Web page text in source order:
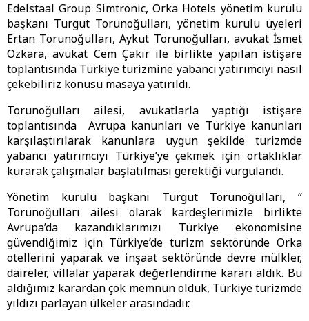
Edelstaal Group Simtronic, Orka Hotels yönetim kurulu
başkanı Turgut Torunoğulları, yönetim kurulu üyeleri
Ertan Torunoğulları, Aykut Torunoğulları, avukat İsmet
Özkara, avukat Cem Çakır ile birlikte yapılan istişare
toplantısında Türkiye turizmine yabancı yatırımcıyı nasıl
çekebiliriz konusu masaya yatırıldı.
Torunoğulları ailesi, avukatlarla yaptığı istişare
toplantısında Avrupa kanunları ve Türkiye kanunları
karşılaştırılarak kanunlara uygun şekilde turizmde
yabancı yatırımcıyı Türkiye’ye çekmek için ortaklıklar
kurarak çalışmalar başlatılması gerektiği vurgulandı.
Yönetim kurulu başkanı Turgut Torunoğulları, “
Torunoğulları ailesi olarak kardeşlerimizle birlikte
Avrupa’da kazandıklarımızı Türkiye ekonomisine
güvendiğimiz için Türkiye’de turizm sektöründe Orka
otellerini yaparak ve inşaat sektöründe devre mülkler,
daireler, villalar yaparak değerlendirme kararı aldık. Bu
aldığımız karardan çok memnun olduk, Türkiye turizmde
yıldızı parlayan ülkeler arasındadır.